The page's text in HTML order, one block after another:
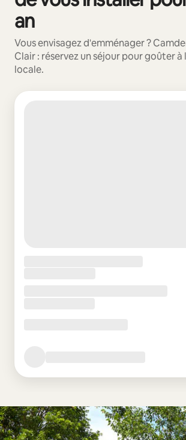
an
Vous envisagez d'emménager ?
Clair : réservez un séjour pour goûter à
locale.